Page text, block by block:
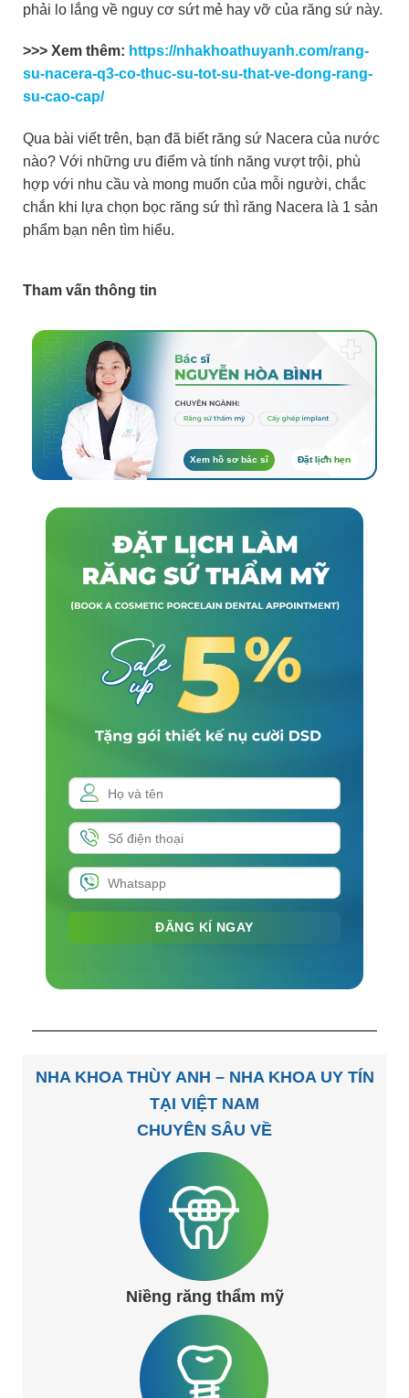
phải lo lắng về nguy cơ sứt mẻ hay vỡ của răng sứ này.
>>> Xem thêm: https://nhakhoathuyanh.com/rang-
su-nacera-q3-co-thuc-su-tot-su-that-ve-dong-rang-
su-cao-cap/
Qua bài viết trên, bạn đã biết răng sứ Nacera của nước
nào? Với những ưu điểm và tính năng vượt trội, phù
hợp với nhu cầu và mong muốn của mỗi người, chắc
chắn khi lựa chọn bọc răng sứ thì răng Nacera là 1 sản
phẩm bạn nên tìm hiểu.
Tham vấn thông tin
Xem hồ sơ bác sĩ Đặt lịch hẹn
NHA KHOA THÙY ANH – NHA KHOA UY TÍN
TẠI VIỆT NAM
CHUYÊN SÂU VỀ
Niềng răng thẩm mỹ